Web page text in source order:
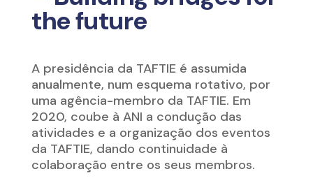
the future
A presidência da TAFTIE é assumida
anualmente, num esquema rotativo, por
uma agência-membro da TAFTIE. Em
2020, coube à ANI a condução das
atividades e a organização dos eventos
da TAFTIE, dando continuidade à
colaboração entre os seus membros.